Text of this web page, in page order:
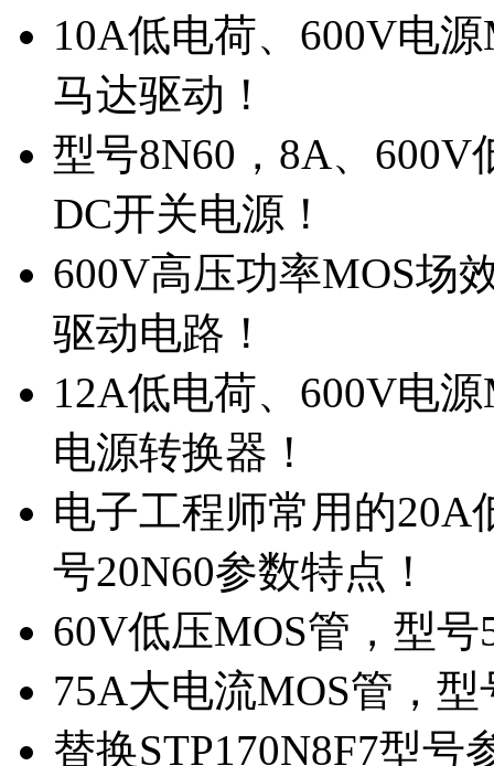
10A低电荷、600V电
马达驱动！
型号8N60，8A、
DC开关电源！
600V高压功率MOS场
驱动电路！
12A低电荷、600V电
电源转换器！
电子工程师常用的20A
号20N60参数特点！
60V低压MOS管，型
75A大电流MOS管，
替换STP170N8F7型